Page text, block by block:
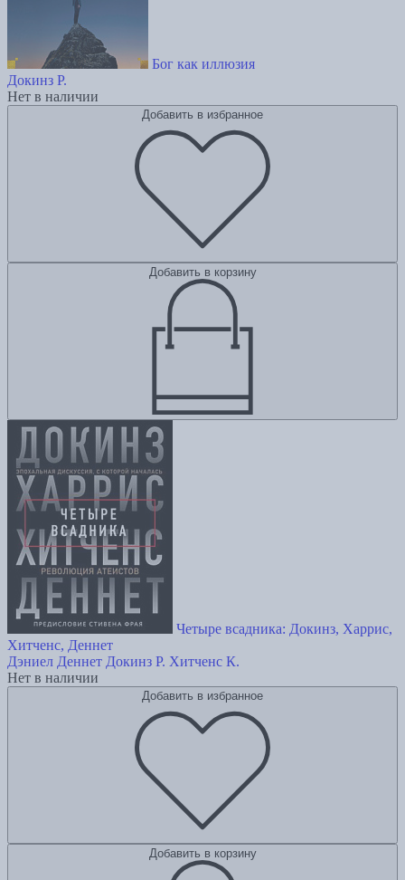
Бог как иллюзия
Докинз Р.
Нет в наличии
Добавить в избранное
Добавить в корзину
Четыре всадника: Докинз, Харрис,
Хитченс, Деннет
Дэниел Деннет Докинз Р. Хитченс К.
Нет в наличии
Добавить в избранное
Добавить в корзину